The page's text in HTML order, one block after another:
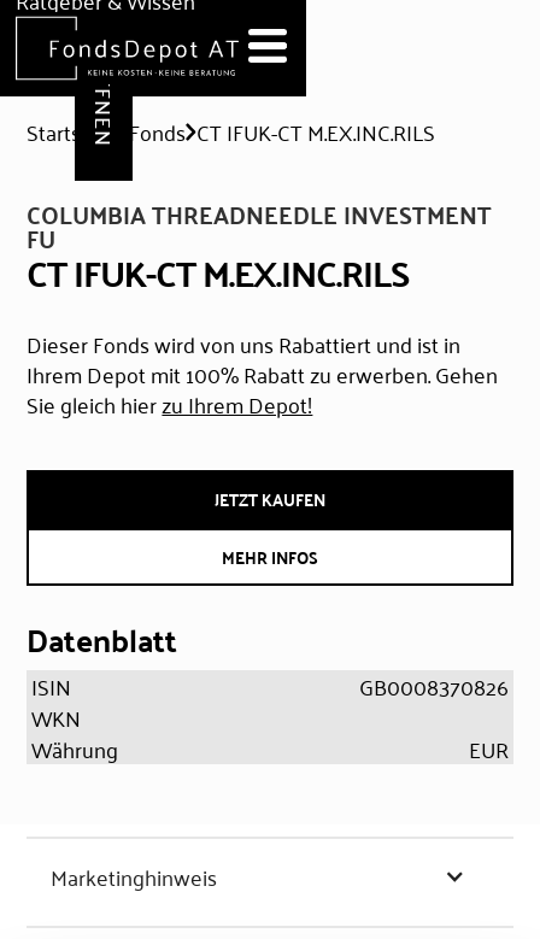
Hilfe & Formulare
DEPOT ERÖFFNEN
Startseite Fonds CT IFUK-CT M.EX.INC.RILS
COLUMBIA THREADNEEDLE INVESTMENT
FU
CT IFUK-CT M.EX.INC.RILS
Dieser Fonds wird von uns Rabattiert und ist in
Ihrem Depot mit 100% Rabatt zu erwerben. Gehen
Sie gleich hierzu Ihrem Depot!
JETZT KAUFEN
MEHR INFOS
Datenblatt
ISIN
GB0008370826
WKN
Währung
EUR
Marketinghinweis